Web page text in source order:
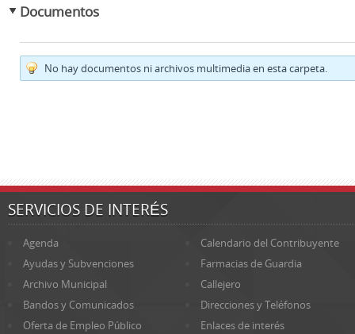
Documentos
No hay documentos ni archivos multimedia en esta carpeta.
SERVICIOS DE INTERÉS
Agenda
Calendario del Contribuyente
Ayudas y Subvenciones
Farmacias de Guardia
Archivo Municipal
Callejero
Bandos y Comunicados
Direcciones y Teléfonos
Oferta de Empleo Público
Enlaces de interés